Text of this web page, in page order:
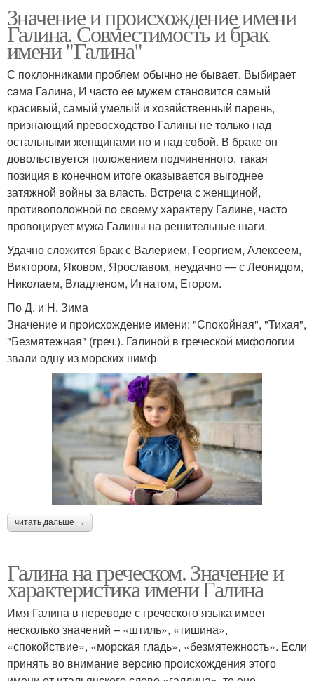
Значение и происхождение имени
Галина. Совместимость и брак
имени "Галина"
С поклонниками проблем обычно не бывает. Выбирает
сама Галина, И часто ее мужем становится самый
красивый, самый умелый и хозяйственный парень,
признающий превосходство Галины не только над
остальными женщинами но и над собой. В браке он
довольствуется положением подчиненного, такая
позиция в конечном итоге оказывается выгоднее
затяжной войны за власть. Встреча с женщиной,
противоположной по своему характеру Галине, часто
провоцирует мужа Галины на решительные шаги.
Удачно сложится брак с Валерием, Георгием, Алексеем,
Виктором, Яковом, Ярославом, неудачно — с Леонидом,
Николаем, Владленом, Игнатом, Егором.
По Д. и Н. Зима
Значение и происхождение имени: "Спокойная", "Тихая",
"Безмятежная" (греч.). Галиной в греческой мифологии
звали одну из морских нимф
читать дальше →
Галина на греческом. Значение и
характеристика имени Галина
Имя Галина в переводе с греческого языка имеет
несколько значений – «штиль», «тишина»,
«спокойствие», «морская гладь», «безмятежность». Если
принять во внимание версию происхождения этого